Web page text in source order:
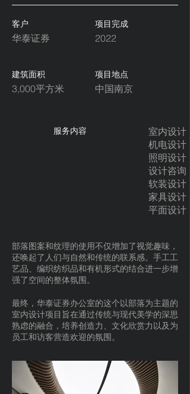
客户
华泰证券
项目完成
2022
建筑面积
3,000平方米
项目地点
中国南京
服务内容
室内设计
机电设计
照明设计
设计咨询
软装设计
家具设计
平面设计
部落图案和纹理的使用不仅增加了视觉趣味，
还唤起了人们与自然和传统的联系感。手工工
艺品、编织纺织品和有机形式的结合进一步增
强了空间的整体氛围。
最终，华泰证券办公室的这个以部落为主题的
室内设计项目旨在通过传统与现代美学的深思
熟虑的融合，培养创造力、文化欣赏力以及为
员工和访客营造欢迎的氛围。